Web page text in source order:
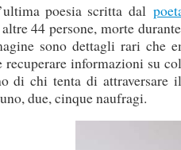
poesia scritta dal
44 persone, morte
sono dettagli rari che
recuperare informazioni su
di chi tenta di attraversare
due, cinque naufragi.